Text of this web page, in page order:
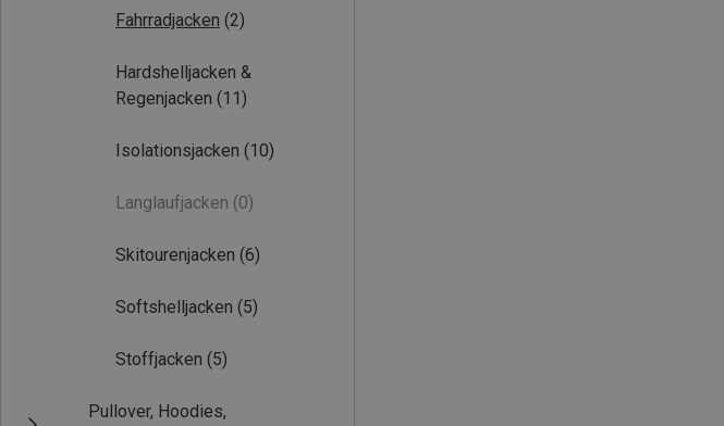
Fahrradjacken (2)
Hardshelljacken &
Regenjacken (11)
Isolationsjacken (10)
Langlaufjacken (0)
Skitourenjacken (6)
Softshelljacken (5)
Stoffjacken (5)
Pullover, Hoodies,